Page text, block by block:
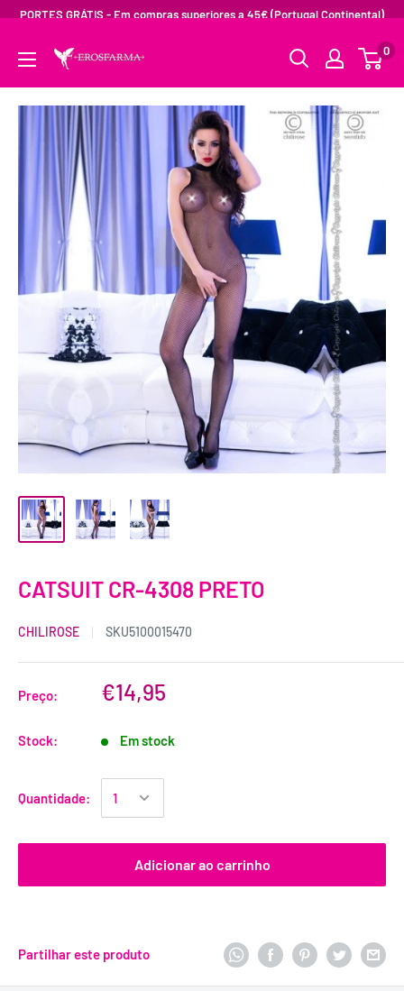
PORTES GRÁTIS - Em compras superiores a 45€ (Portugal Continental)
0
CATSUIT CR-4308 PRETO
CHILIROSE SKU5100015470
Preço: €14,95
Stock: Em stock
Quantidade:
Adicionar ao carrinho
Partilhar este produto